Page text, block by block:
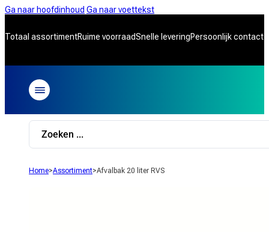
Ga naar hoofdinhoud Ga naar voettekst
Totaal assortimentRuime voorraadSnelle leveringPersoonlijk contact
Search
Home>Assortiment>Afvalbak 20 liter RVS